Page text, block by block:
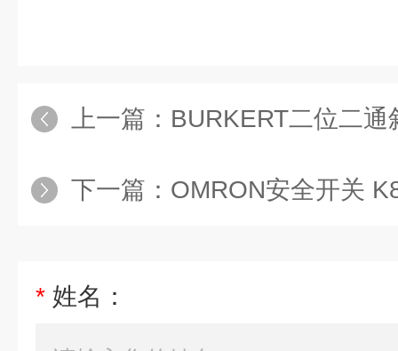
上一篇： BURKERT二位二
下一篇： OMRON安全开关
* 姓名：